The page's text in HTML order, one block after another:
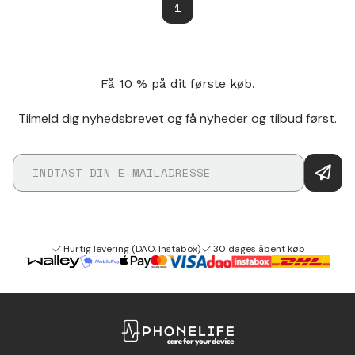
1
Få 10 % på dit første køb.
Tilmeld dig nyhedsbrevet og få nyheder og tilbud først.
Hurtig levering (DAO, Instabox) 30 dages åbent køb